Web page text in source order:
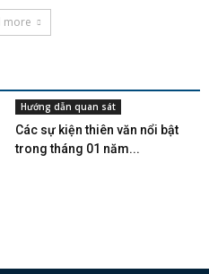
more
Hướng dẫn quan sát
Các sự kiện thiên văn nổi bật
trong tháng 01 năm...